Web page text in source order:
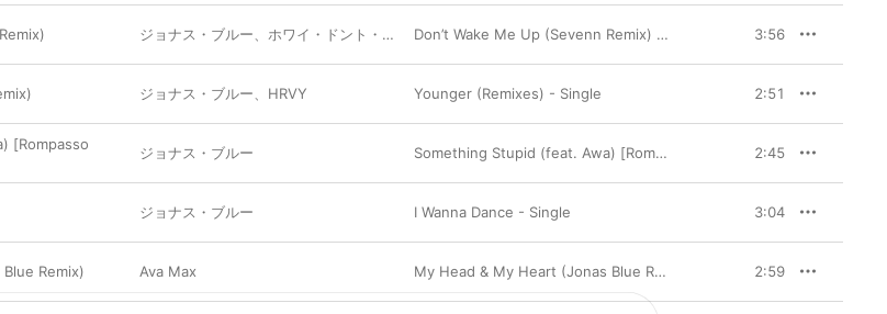
ジョナス・ブルー ホワイ・ドント・ウィー Don’t Wake Me Up (Sevenn Remix) - Single 3:56
ジョナス・ブルー HRVY Younger (Remixes) - Single 2:51
[Rompasso
ジョナス・ブルー Something Stupid (feat. Awa) [Rompasso Remix] - Single 2:45
ジョナス・ブルー I Wanna Dance - Single 3:04
Remix) Ava Max My Head & My Heart (Jonas Blue Remix) - Single 2:59